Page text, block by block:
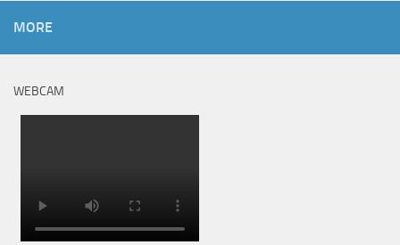
MORE
WEBCAM